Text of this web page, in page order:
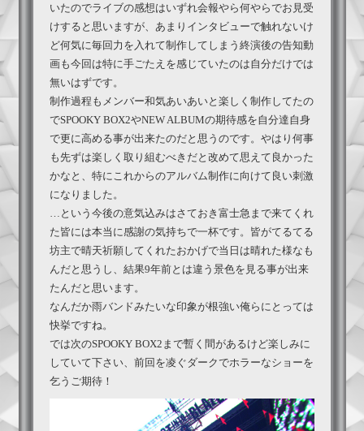
いたのでライブの感想はいずれ会報やら何やらでお見受
けすると思いますが、あまりインタビューで触れないけ
ど何気に毎回力を入れて制作してしまう終演後の告知動
画も今回は特に手ごたえを感じていたのは自分だけでは
無いはずです。
制作過程もメンバー和気あいあいと楽しく制作してたの
でSPOOKY BOX2やNEW ALBUMの期待感を自分達自身
で更に高める事が出来たのだと思うのです。やはり何事
も先ずは楽しく取り組むべきだと改めて思えて良かった
かなと、特にこれからのアルバム制作に向けて良い刺激
になりました。
…という今後の意気込みはさておき富士急まで来てくれ
た皆には本当に感謝の気持ちで一杯です。皆がてるてる
坊主で晴天祈願してくれたおかげで当日は晴れた様なも
んだと思うし、結果9年前とは違う景色を見る事が出来
たんだと思います。
なんだか雨バンドみたいな印象が根強い俺らにとっては
快挙ですね。
では次のSPOOKY BOX2まで暫く間があるけど楽しみに
していて下さい、前回を凌ぐダークでホラーなショーを
乞うご期待！